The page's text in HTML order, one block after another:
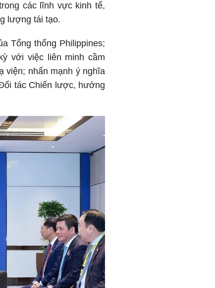
các lĩnh vực kinh tế,
lượng tái tạo.
Tổng thống Philippines;
với việc liên minh cầm
viện; nhấn mạnh ý nghĩa
tác Chiến lược, hướng